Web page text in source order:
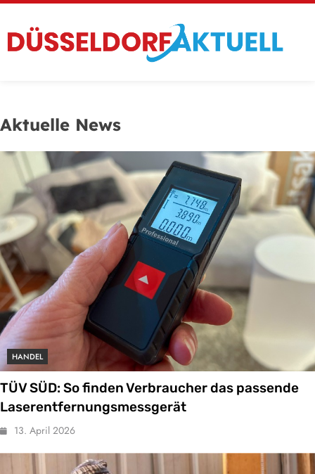
Aktuelle News
HANDEL
TÜV SÜD: So finden Verbraucher das passende
Laserentfernungsmessgerät
13. April 2026